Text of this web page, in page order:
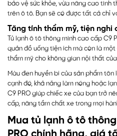
bảo vệ sức khỏe, vừa nâng cao tinh
trên ô tô. Bạn sẽ có được tất cả chỉ
Tăng tính thẩm mỹ, tiện nghi
Tủ lạnh ô tô thông minh cao cấp C9
quản đồ uống tiện ích mà còn là
thẩm mỹ cho không gian nội thất
Màu đen huyền bí của sản phẩm
cạnh đó, khả năng làm nóng hoặc
C9 PRO giúp chiếc xe của bạn trở
cấp, nâng tầm chất xe trong mọi
Mua tủ lạnh ô tô